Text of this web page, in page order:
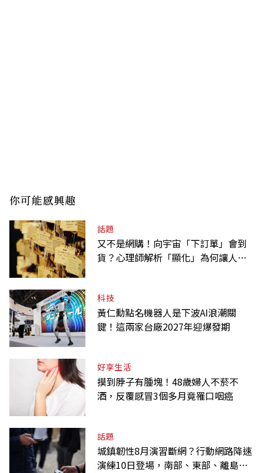
你可能感興趣
話題
又不是網購！向宇宙「下訂單」會到
貨？心理師解析「顯化」為何讓人無
科技
黃仁勳點名機器人是下波AI浪潮關
鍵！這兩家台廠2027年迎爆發期
好享生活
摸到脖子有腫塊！48歲婦人不菸不
酒，反覆感冒3個多月竟罹口咽癌
話題
城鎮韌性8月演習斷網？行動網路降速
演練10日登場，南部、東部、離島為